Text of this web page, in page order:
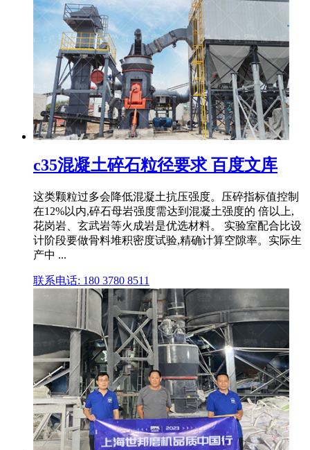
c35混凝土碎石粒径要求 百度文库
这类颗粒过多会降低混凝土抗压强度。压碎指标值控制
在12%以内,碎石母岩强度需达到混凝土强度的 倍以上,
花岗岩、玄武岩等火成岩是优选材料。 实验室配合比设
计阶段要做骨料堆积密度试验,精确计算空隙率。实际生
产中 ...
联系电话: 180 3780 8511